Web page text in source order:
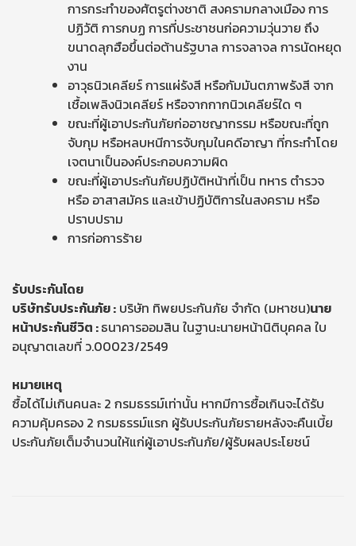
การกระทำของศัตรูต่างชาติ สงครามกลางเมือง การ
ปฏิวัติ การกบฏ การที่ประชาชนก่อความวุ่นวาย ถึง
ขนาดลุกฮือขึ้นต่อต้านรัฐบาล การจลาจล การนัดหยุด
งาน
อาวุธนิวเคลียร์ การแผ่รังสี หรือกัมมันตภาพรังสี จาก
เชื้อเพลิงนิวเคลียร์ หรือจากกากนิวเคลียร์ใด ๆ
ขณะที่ผู้เอาประกันภัยก่ออาชญากรรม หรือขณะที่ถูก
จับกุม หรือหลบหนีการจับกุมในคดีอาญา ที่กระทำโดย
เจตนาเป็นองค์ประกอบความผิด
ขณะที่ผู้เอาประกันภัยปฏิบัติหน้าที่เป็น ทหาร ตำรวจ
หรือ อาสาสมัคร และเข้าปฏิบัติการในสงคราม หรือ
ปราบปราม
การก่อการร้าย
รับประกันโดย
บริษัทรับประกันภัย : บริษัท ทิพยประกันภัย จำกัด (มหาชน)นาย
หน้าประกันชีวิต :ธนาคารออมสิน ในฐานะนายหน้านิติบุคคล ใบ
อนุญาตเลขที่ ว.00023/2549
หมายเหตุ
ซื้อได้ไม่เกินคนละ 2 กรมธรรม์เท่านั้น หากมีการซื้อเกินจะได้รับ
ความคุ้มครอง 2 กรมธรรม์แรก ผู้รับประกันภัยรายหลังจะคืนเบี้ย
ประกันภัยเต็มจำนวนให้แก่ผู้เอาประกันภัย/ผู้รับผลประโยชน์